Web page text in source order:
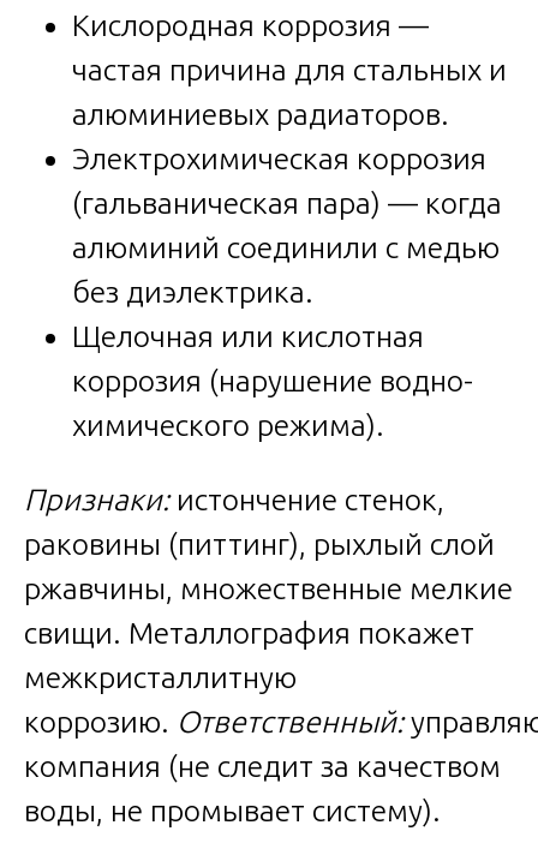
Кислородная коррозия —
частая причина для стальных и
алюминиевых радиаторов.
Электрохимическая коррозия
(гальваническая пара) — когда
алюминий соединили с медью
без диэлектрика.
Щелочная или кислотная
коррозия (нарушение водно-
химического режима).
Признаки:истончение стенок,
раковины (питтинг), рыхлый слой
ржавчины, множественные мелкие
свищи. Металлография покажет
межкристаллитную
коррозию. Ответственный:
компания (не следит за качеством
воды, не промывает систему).